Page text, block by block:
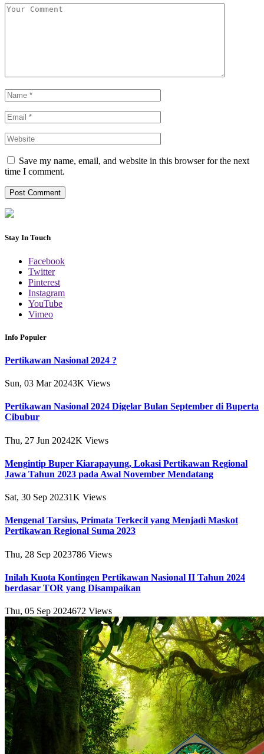
Save my name, email, and website in this browser for the next
time I comment.
Stay In Touch
Facebook
Twitter
Pinterest
Instagram
YouTube
Vimeo
Info Populer
Pertikawan Nasional 2024 ?
Sun, 03 Mar 20243K Views
Pertikawan Nasional 2024 Digelar Bulan September di Buperta
Cibubur
Thu, 27 Jun 20242K Views
Mengintip Buper Kiarapayung, Lokasi Pertikawan Regional
Jawa Tahun 2023 pada Awal November Mendatang
Sat, 30 Sep 20231K Views
Mengenal Tarsius, Primata Terkecil yang Menjadi Maskot
Pertikawan Regional Suma 2023
Thu, 28 Sep 2023786 Views
Inilah Kuota Kontingen Pertikawan Nasional II Tahun 2024
berdasar TOR yang Disampaikan
Thu, 05 Sep 2024672 Views